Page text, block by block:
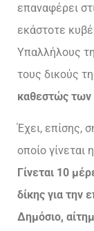
επαναφέρει
εκάστοτε
Υπαλλήλους
τους δικούς
καθεστώς των
Έχει, επίσης,
οποίο
Γίνεται 10
δίκης για την
Δημόσιο,